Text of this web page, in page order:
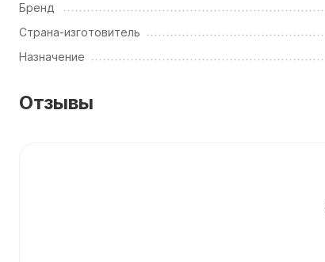
Бренд
Страна-изготовитель
Назначение
Отзывы